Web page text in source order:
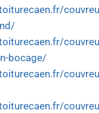
bocage/